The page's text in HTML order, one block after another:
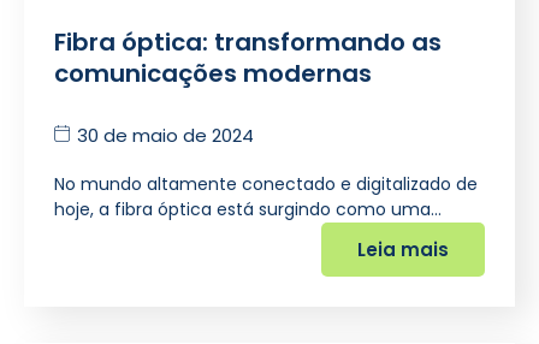
Fibra óptica: transformando as
comunicações modernas
30 de maio de 2024
No mundo altamente conectado e digitalizado de
hoje, a fibra óptica está surgindo como uma…
Leia mais